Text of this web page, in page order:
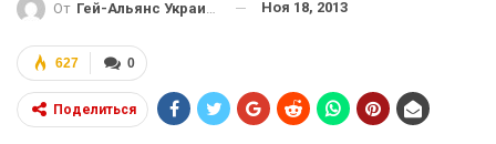
От Гей-Альянс Украина Ноя 18, 2013
0
627
Поделиться